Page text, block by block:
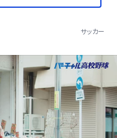
サッカー